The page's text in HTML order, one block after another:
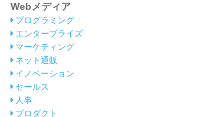
Webメディア
プログラミング
エンタープライズ
マーケティング
ネット通販
イノベーション
セールス
人事
プロダクト